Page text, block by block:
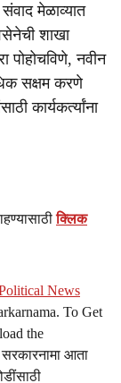
मेळाव्यात
शाखा
पोहोचविणे, नवीन
सक्षम करणे
कार्यकर्त्यांना
क्लिक
News
To Get
the
सरकारनामा आता